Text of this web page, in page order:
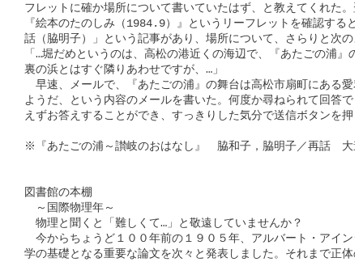
フレットに確か場所について書いていたはず、と教えてくれた。
『絵本のたのしみ（1984.9）』というリーフレットを確認する
話（脇明子）」という記事があり、場所について、さらりと次の
「…堀だめというのは、高松の港近くの海辺で、『あたごの浦』
裏の浜とはすぐ隣りあわせですが、…」
早速、メールで、『あたごの浦』の舞台は高松市扇町にある愛
ようだ、という内容のメールを書いた。何度か尋ねられて回答で
えずお答えすることができ、すっきりした気分で送信ボタンを押
※『あたごの浦～讃岐のおはなし』　脇和子，脇明子／再話　大
図書館の本棚
～国際物理年～
物理と聞くと「難しくて…」と敬遠していませんか？
今からちょうど１００年前の１９０５年、アルバート・アイン
学の基礎となる重要な論文を次々と発表しました。それまで正体